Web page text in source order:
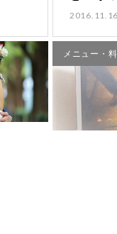
2016.11.16
メニュー・